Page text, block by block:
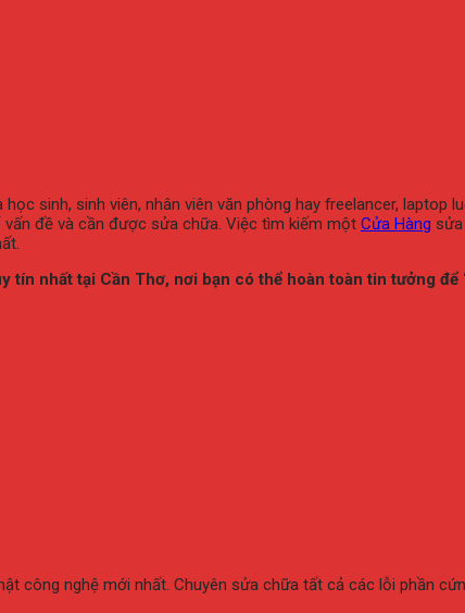
học sinh, sinh viên, nhân viên văn phòng hay freelancer, laptop
đề và cần được sửa chữa. Việc tìm kiếm một Cửa Hàng
tín nhất tại Cần Thơ, nơi bạn có thể hoàn toàn tin tưởng để
công nghệ mới nhất. Chuyên sửa chữa tất cả các lỗi phần